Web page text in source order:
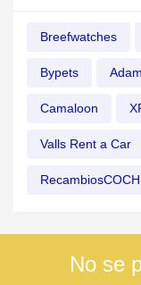
Breefwatches
Bypets
Camaloon
Valls Rent a Car
No se